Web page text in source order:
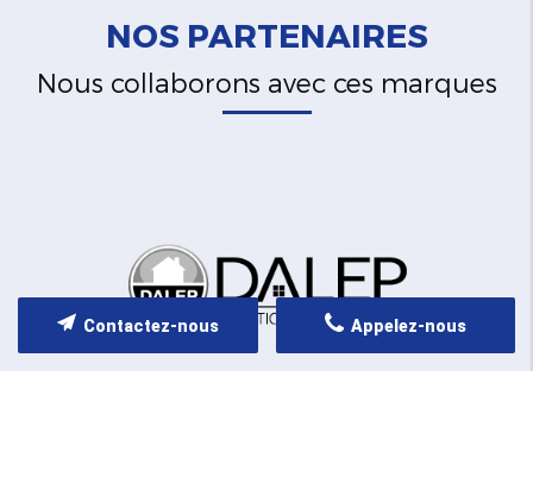
NOS PARTENAIRES
Nous collaborons avec ces marques
Appelez-nous
Contactez-nous